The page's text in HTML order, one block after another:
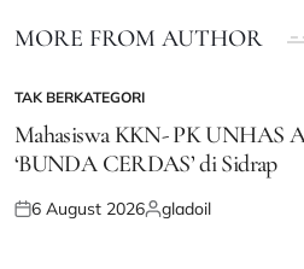
MORE FROM AUTHOR
POSTED
IN
TAK BERKATEGORI
Mahasiswa KKN- PK UNHAS
‘BUNDA CERDAS’ di Sidrap
Posted
6 August 2026Posted
gladoil